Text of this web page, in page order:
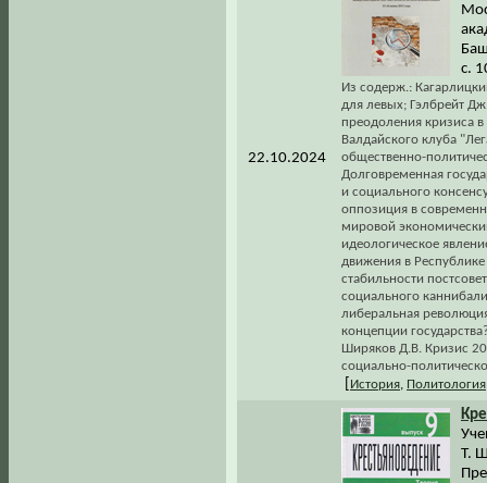
22.10.2024
с.
Из содерж.:
для левых; Гэлбрейт
преодоления кризиса
Валдайского клуба
общественно-
Долговременная
и социального
оппозиция в
мировой
идеологическое
движения в
стабильности
социального
либеральная
концепции
Ширяков Д.В. Кризис
социально-
История Политология
Т.